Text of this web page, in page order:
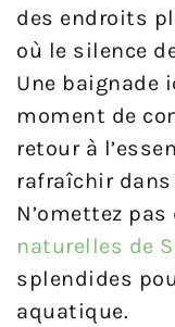
des endroits
où le silence
Une baignade
moment de
retour à
rafraîchir
N’omettez
naturelles de
splendides
aquatique.